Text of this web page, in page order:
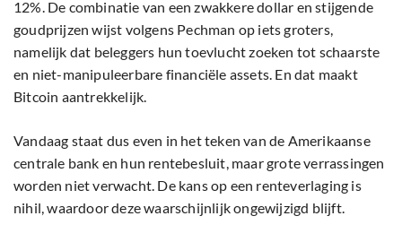
12%. De combinatie van een zwakkere dollar en stijgende
goudprijzen wijst volgens Pechman op iets groters,
namelijk dat beleggers hun toevlucht zoeken tot schaarste
en niet-manipuleerbare financiële assets. En dat maakt
Bitcoin aantrekkelijk.
Vandaag staat dus even in het teken van de Amerikaanse
centrale bank en hun rentebesluit, maar grote verrassingen
worden niet verwacht. De kans op een renteverlaging is
nihil, waardoor deze waarschijnlijk ongewijzigd blijft.